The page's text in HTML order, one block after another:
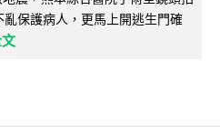
保護病人，更馬上開逃生門確